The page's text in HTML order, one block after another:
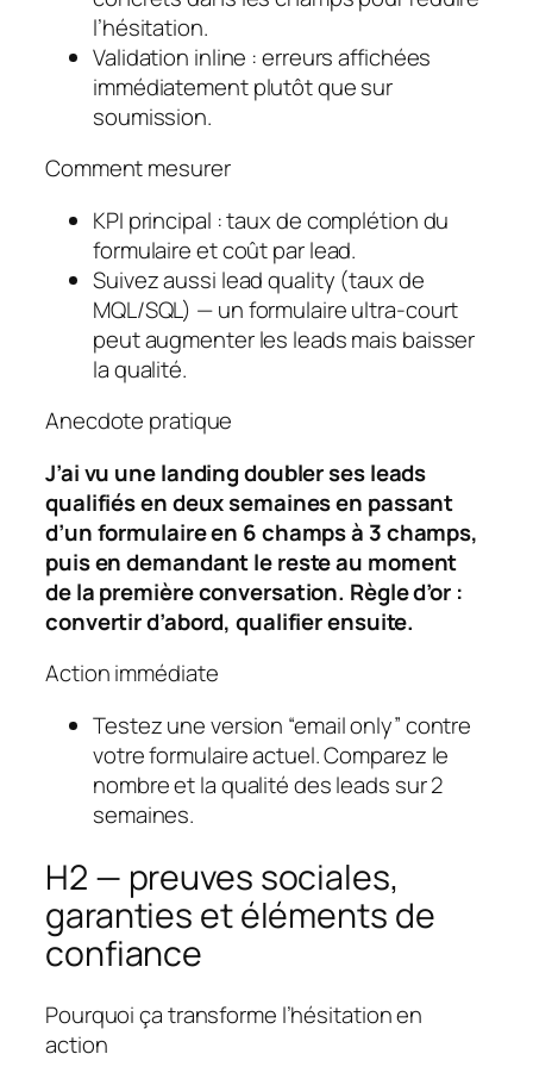
l’hésitation.
Validation inline : erreurs affichées
immédiatement plutôt que sur
soumission.
Comment mesurer
KPI principal :taux de complétion du
formulaireetcoût par lead.
Suivez aussi lead quality (taux de
MQL/SQL) — un formulaire ultra-court
peut augmenter les leads mais baisser
la qualité.
Anecdote pratique
J’ai vu une landing doubler ses leads
qualifiés en deux semaines en passant
d’un formulaire en 6 champs à 3 champs,
puis en demandant le reste au moment
de la première conversation. Règle d’or :
convertir d’abord, qualifier ensuite.
Action immédiate
Testez une version “email only” contre
votre formulaire actuel. Comparez le
nombre et la qualité des leads sur 2
semaines.
H2 — preuves sociales,
garanties et éléments de
confiance
Pourquoi ça transforme l’hésitation en
action